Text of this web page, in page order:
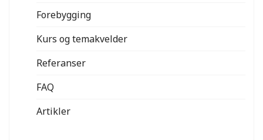
Forebygging
Kurs og temakvelder
Referanser
FAQ
Artikler